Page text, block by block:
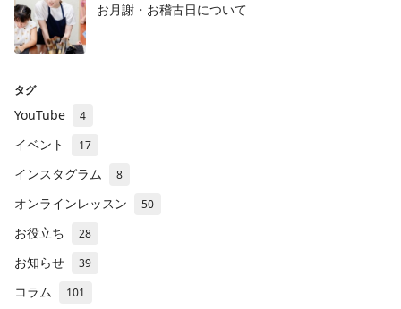
お月謝・お稽古日について
タグ
YouTube 4
イベント 17
インスタグラム 8
オンラインレッスン 50
お役立ち 28
お知らせ 39
コラム 101